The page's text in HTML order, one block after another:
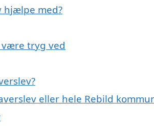
hjælpe med?
være tryg ved
eller hele Rebild